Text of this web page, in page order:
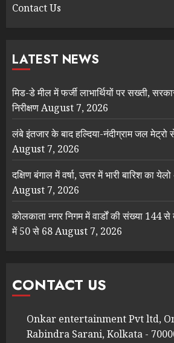
Contact Us
LATEST NEWS
मिड-डे मील में फर्जी लाभार्थियों पर सख्ती,
निरीक्षणAugust 7, 2026
लंबे इंतजार के बाद हल्दिया-नंदीग्राम जल मेट्रो
August 7, 2026
दक्षिण बंगाल में वर्षा, उत्तर में भारी बारिश का
August 7, 2026
कोलकाता नगर निगम में वार्डों की संख्या 144 से
में 50 से 68August 7, 2026
CONTACT US
Onkar entertainment Pvt ltd,
Rabindra Sarani, Kolkata -